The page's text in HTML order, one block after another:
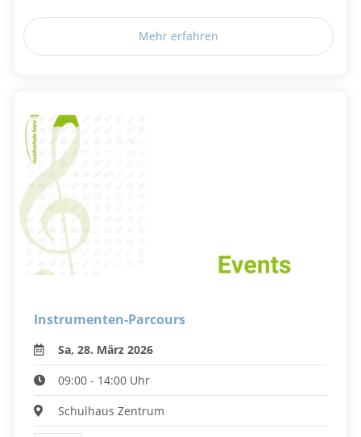
Mehr erfahren
Instrumenten-Parcours
Sa, 28. März 2026
09:00 - 14:00 Uhr
Schulhaus Zentrum